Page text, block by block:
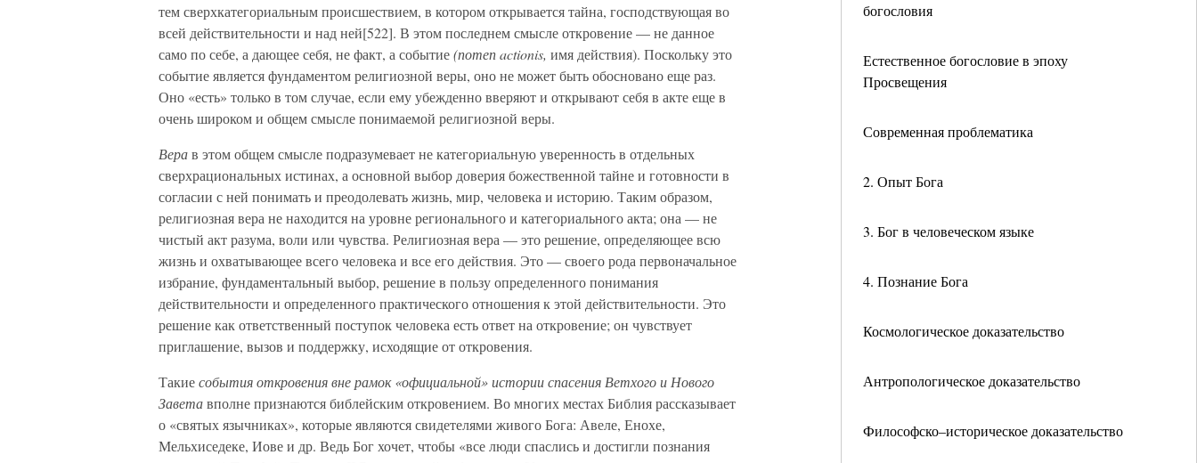
богословия
Естественное богословие в эпоху
Просвещения
Современная проблематика
2. Опыт Бога
3. Бог в человеческом языке
4. Познание Бога
Космологическое доказательство
Антропологическое доказательство
Философско–историческое доказательство
тем сверхкатегориальным происшествием, в котором открывается тайна, господствующая во
всей действительности и над ней[522]. В этом последнем смысле откровение — не данное
само по себе, а дающее себя, не факт, а событие(потеп actionis, имя действия). Поскольку это
событие является фундаментом религиозной веры, оно не может быть обосновано еще раз.
Оно «есть» только в том случае, если ему убежденно вверяют и открывают себя в акте еще в
очень широком и общем смысле понимаемой религиозной веры.
Верав этом общем смысле подразумевает не категориальную уверенность в отдельных
сверхрациональных истинах, а основной выбор доверия божественной тайне и готовности в
согласии с ней понимать и преодолевать жизнь, мир, человека и историю. Таким образом,
религиозная вера не находится на уровне регионального и категориального акта; она — не
чистый акт разума, воли или чувства. Религиозная вера — это решение, определяющее всю
жизнь и охватывающее всего человека и все его действия. Это — своего рода первоначальное
избрание, фундаментальный выбор, решение в пользу определенного понимания
действительности и определенного практического отношения к этой действительности. Это
решение как ответственный поступок человека есть ответ на откровение; он чувствует
приглашение, вызов и поддержку, исходящие от откровения.
Такиесобытия откровения вне рамок «официальной» истории спасения Ветхого и Нового
Заветавполне признаются библейским откровением. Во многих местах Библия рассказывает
о «святых язычниках», которые являются свидетелями живого Бога: Авеле, Енохе,
Мельхиседеке, Иове и др. Ведь Бог хочет, чтобы «все люди спаслись и достигли познания